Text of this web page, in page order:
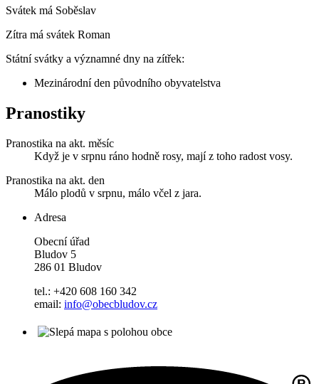
Svátek má Soběslav
Zítra má svátek Roman
Státní svátky a významné dny na zítřek:
Mezinárodní den původního obyvatelstva
Pranostiky
Pranostika na akt. měsíc
Když je v srpnu ráno hodně rosy, mají z toho radost vosy.
Pranostika na akt. den
Málo plodů v srpnu, málo včel z jara.
Adresa
Obecní úřad
Bludov 5
286 01 Bludov
tel.: +420 608 160 342
email: info@obecbludov.cz